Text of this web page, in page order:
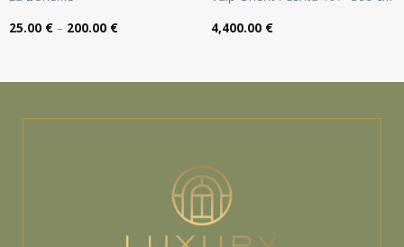
25.00 € – 200.00 €Hinnavahemik:
25.00 €
4,400.00 €